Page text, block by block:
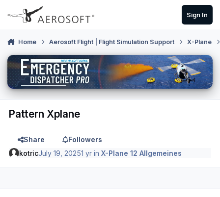
Skip to content
Sign In
Home Aerosoft Flight | Flight Simulation Support X-Plane
Pattern Xplane
Share
Followers
kotricJuly 19, 20251 yr inX-Plane 12 Allgemeines